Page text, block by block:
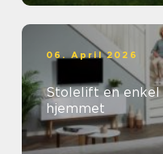
06. April 2026
Stolelift en enkel løsning til trapper i
hjemmet